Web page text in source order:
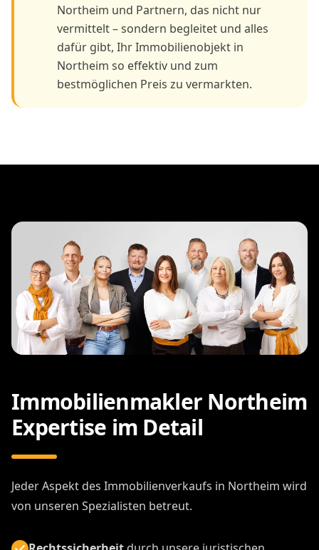
Northeim und Partnern, das nicht nur
vermittelt – sondern begleitet und alles
dafür gibt, Ihr Immobilienobjekt in
Northeim so effektiv und zum
bestmöglichen Preis zu vermarkten.
Immobilienmakler Northeim
Expertise im Detail
Jeder Aspekt des Immobilienverkaufs in Northeim wird
von unseren Spezialisten betreut.